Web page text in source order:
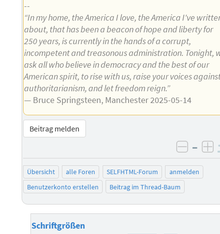
--
“In my home, the America I love, the America I've
about, that has been a beacon of hope and liberty for
250 years, is currently in the hands of a corrupt,
incompetent and treasonous administration. Tonight,
ask all who believe in democracy and the best of our
American spirit, to rise with us, raise your voices
authoritarianism, and let freedom reign.”
— Bruce Springsteen, Manchester 2025-05-14
Beitrag melden
–
Übersicht alle Foren SELFHTML-Forum
anmelden
Benutzerkonto erstellen
Beitrag im Thread-Baum
Schriftgrößen